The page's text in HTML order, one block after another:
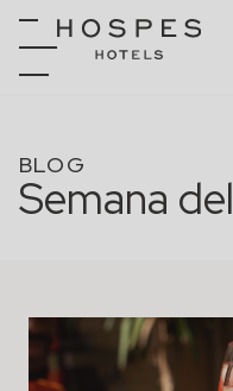
BLOG
Semana